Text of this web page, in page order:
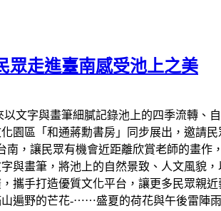
眾走進臺南感受池上之美
文字與畫筆細膩記錄池上的四季流轉
園區「和通蔣勳書房」同步展出，邀請
，讓民眾有機會近距離欣賞老師的畫作
與畫筆，將池上的自然景致、人文風貌
攜手打造優質文化平台，讓更多民眾親
遍野的芒花-⋯⋯盛夏的荷花與午後雷陣